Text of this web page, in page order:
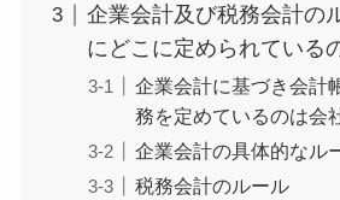
企業会計及び税務会計の
にどこに定められている
企業会計に基づき会計
務を定めているのは会
企業会計の具体的なル
税務会計のルール